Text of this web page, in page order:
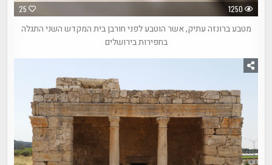
25 1250
מטבע ברונזה עתיק, אשר הוטבע לפני חורבן בית המקדש השני התגלה
בחפירות בירושלים